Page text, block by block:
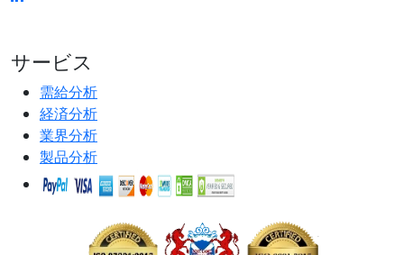
サービス
需給分析
経済分析
業界分析
製品分析